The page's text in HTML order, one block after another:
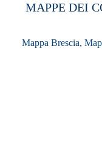
MAPPE DEI
Mappa Brescia,